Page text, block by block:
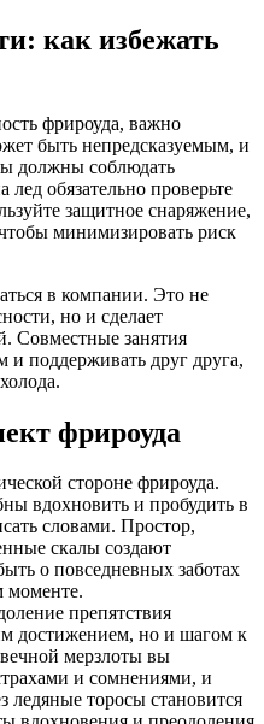
как избежать
фрироуда, важно
быть непредсказуемым, и
должны соблюдать
обязательно проверьте
защитное снаряжение,
минимизировать риск
в компании. Это не
но и сделает
Совместные занятия
и поддерживать друг друга,
фрироуда
стороне фрироуда.
вдохновить и пробудить в
словами. Простор,
скалы создают
о повседневных заботах
моменте.
препятствия
достижением, но и шагом к
мерзлоты вы
и сомнениями, и
торосы становится